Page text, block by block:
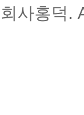
사홍덕.